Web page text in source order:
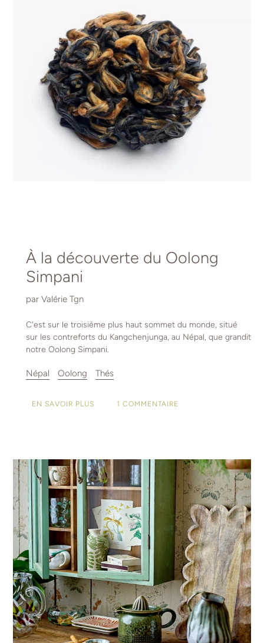
À la découverte du Oolong
Simpani
par Valérie Tgn
C'est sur le troisième plus haut sommet du monde, situé
sur les contreforts du Kangchenjunga, au Népal, que grandit
notre Oolong Simpani.
Népal Oolong Thés
EN SAVOIR PLUS 1 COMMENTAIRE